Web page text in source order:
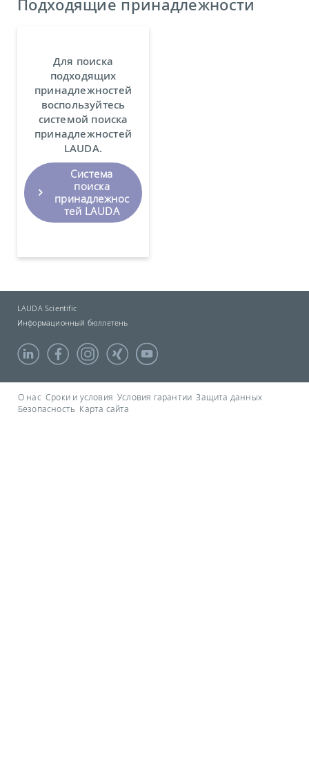
Подходящие принадлежности
Для поиска
подходящих
принадлежностей
воспользуйтесь
системой поиска
принадлежностей
LAUDA.
Система
поиска
принадлежнос
тей LAUDA
LAUDA Scientific
Информационный бюллетень
О нас Сроки и условия Условия гарантии Защита данных
Безопасность Карта сайта